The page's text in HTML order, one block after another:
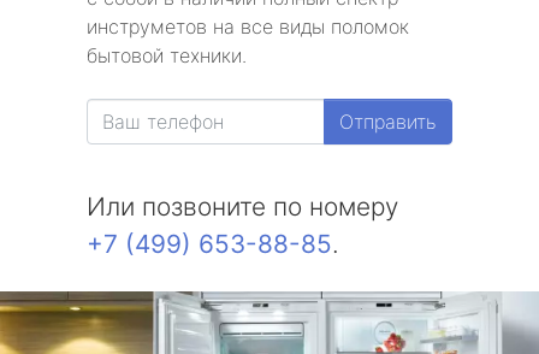
инструметов на все виды поломок
бытовой техники.
Отправить
Или позвоните по номеру
+7 (499) 653-88-85.